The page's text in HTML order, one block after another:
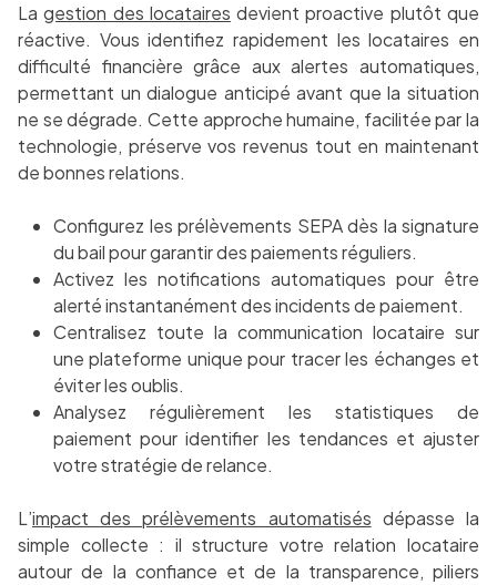
Lagestion des locataires devient proactive plutôt que
réactive. Vous identifiez rapidement les locataires en
difficulté financière grâce aux alertes automatiques,
permettant un dialogue anticipé avant que la situation
ne se dégrade. Cette approche humaine, facilitée par la
technologie, préserve vos revenus tout en maintenant
de bonnes relations.
Configurez les prélèvements SEPA dès la signature
du bail pour garantir des paiements réguliers.
Activez les notifications automatiques pour être
alerté instantanément des incidents de paiement.
Centralisez toute la communication locataire sur
une plateforme unique pour tracer les échanges et
éviter les oublis.
Analysez régulièrement les statistiques de
paiement pour identifier les tendances et ajuster
votre stratégie de relance.
L’impact des prélèvements automatisés dépasse la
simple collecte : il structure votre relation locataire
autour de la confiance et de la transparence, piliers